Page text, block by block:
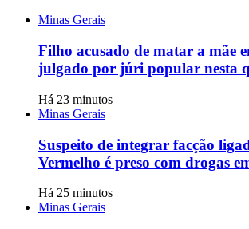
Minas Gerais
Filho acusado de matar a mãe
julgado por júri popular nesta
Há 23 minutos
Minas Gerais
Suspeito de integrar facção
Vermelho é preso com drogas
Há 25 minutos
Minas Gerais